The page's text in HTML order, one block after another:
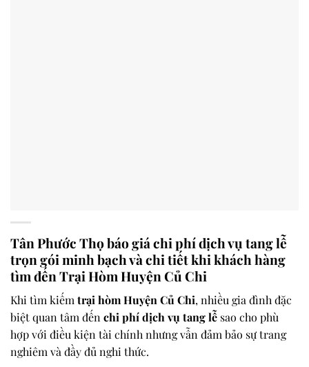
Tân Phước Thọ báo giá chi phí dịch vụ tang lễ
trọn gói minh bạch và chi tiết khi khách hàng
tìm đếnTrại Hòm Huyện Củ Chi
Khi tìm kiếm trại hòm Huyện Củ Chi, nhiều gia đình đặc
biệt quan tâm đến chi phí dịch vụ tang lễ sao cho phù
hợp với điều kiện tài chính nhưng vẫn đảm bảo sự trang
nghiêm và đầy đủ nghi thức.